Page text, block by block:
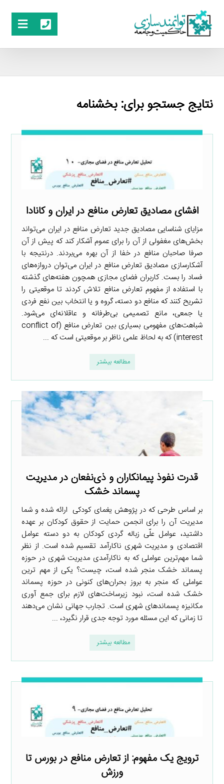
نتایج جستجو برای: بخشنامه
افشای مصادیق تعارض منافع در ایران و کانادا
مزایای شناسایی مصادیق جدید تعارض منافع در ایران می‌تواند
بخش‌های مغفولی از آن را برای عموم آشکار کند که پیش از آن
صرفا صاحبان منافع در خفا از آن بهره می‌بردند. درنتیجه با
آشکارسازی مصادیق تعارض منافع در ایران می‌توان دروازه‌های
فساد را بست. کاربران فضای مجازی همچون هفته‌های گذشته
با استفاده از مفهوم تعارض منافع تلاش کردند تا موقعیتی را
تشریح کنند که منافع دو دسته، گروه و یا انتخاب بین نفع فردی
یا جمعی، مانع تصمیمی بی‌طرفانه و عاقلانه‌ای می‌شود.
شباهت‌های مفهومی بسیاری بین تعارض منافع (conflict of
interest) که به لحاظ علمی ناظر بر موقعیتی است که ...
مطالعه بیشتر
قدرت نفوذ پیمانکاران و ذی‌نفعان در مدیریت
پسماند خشک
بر اساس طرحی که در پژوهش یغمای کودکی ارائه شده و شما
مدیریت آن را برای انجمن حمایت از حقوق کودکان بر عهده
داشتید، عوامل علّی زباله گردی کودکان به دو دسته عوامل
اقتصادی و مدیریت شهری ناکارآمد تقسیم شده است. از نظر
شما مهم‌ترین عواملی که به ناکارآمدی مدیریت شهری در حوزه
پسماند خشک منجر شده است، چیست؟ یکی از مهم ترین
عواملی که منجر به بروز بحران‌های کنونی در حوزه پسماند
خشک شده است، نبود زیرساخت‌های لازم برای جمع آوری
مکانیزه پسماندهای شهری است. تجارب جهانی نشان می‌دهند
تا زمانی که این مسئله مورد توجه جدی قرار نگیرد، ...
مطالعه بیشتر
ترویج یک مفهوم: از تعارض منافع در بورس تا
ورزش